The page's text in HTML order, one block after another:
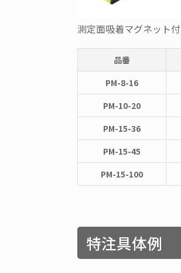
測定面吸着マグネット付
品番
PM-8-16
PM-10-20
PM-15-36
PM-15-45
PM-15-100
特注具体例